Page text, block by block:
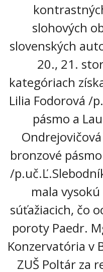
- Literárno – dramatický odbor
- SÚBORY NA ŠKOLE
Informácie
- Povinné zverejňovanie
- - Organizačná štruktúra
- - Zriaďovacia listina ZUŠ
- - Zoznam platných
- - Dodatok č.1, č.2 k ZL ZUŠ
- - Pedagogická rada
- Verejné obstarávanie
- - Plán verejného
- - Súhrnná správa za rok 2021
slohových
slovenských
20., 21.
kategóriach
Lilia Fodorová /
pásmo a
bronzové
/
mala
súťažiacich, čo
poroty Paedr.
Konzervatória v
ZUŠ Poltár za